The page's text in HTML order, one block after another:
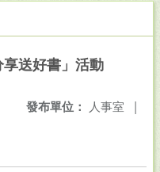
送好書」活動
發布單位： 人事室 |